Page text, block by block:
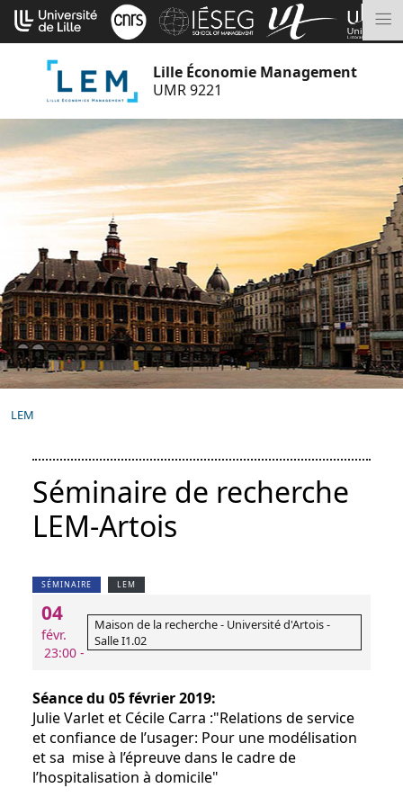
Aller
au
contenu
Lille Économie Management
UMR 9221
LEM
Séminaire de recherche
LEM-Artois
SÉMINAIRE LEM
04
févr.
23:00 -
Maison de la recherche - Université d'Artois -
Salle I1.02
Séance du 05 février 2019:
Julie Varlet et Cécile Carra :"Relations de service
et confiance de l’usager: Pour une modélisation
et sa mise à l’épreuve dans le cadre de
l’hospitalisation à domicile"
Cookies management panel